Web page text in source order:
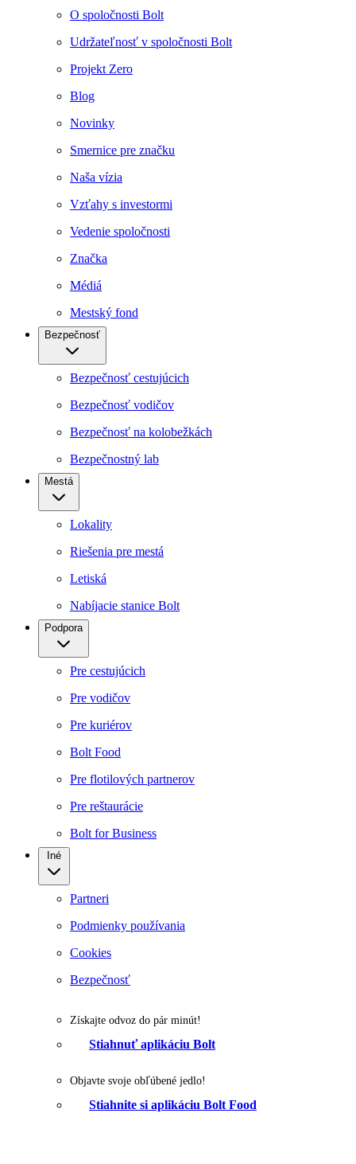
O spoločnosti Bolt
Udržateľnosť v spoločnosti Bolt
Projekt Zero
Blog
Novinky
Smernice pre značku
Naša vízia
Vzťahy s investormi
Vedenie spoločnosti
Značka
Médiá
Mestský fond
Bezpečnosť
Bezpečnosť cestujúcich
Bezpečnosť vodičov
Bezpečnosť na kolobežkách
Bezpečnostný lab
Mestá
Lokality
Riešenia pre mestá
Letiská
Nabíjacie stanice Bolt
Podpora
Pre cestujúcich
Pre vodičov
Pre kuriérov
Bolt Food
Pre flotilových partnerov
Pre reštaurácie
Bolt for Business
Iné
Partneri
Podmienky používania
Cookies
Bezpečnosť
Získajte odvoz do pár minút!
Stiahnuť aplikáciu Bolt
Objavte svoje obľúbené jedlo!
Stiahnite si aplikáciu Bolt Food